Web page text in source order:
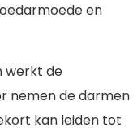
en
werkt de
nemen de darmen
kan leiden tot